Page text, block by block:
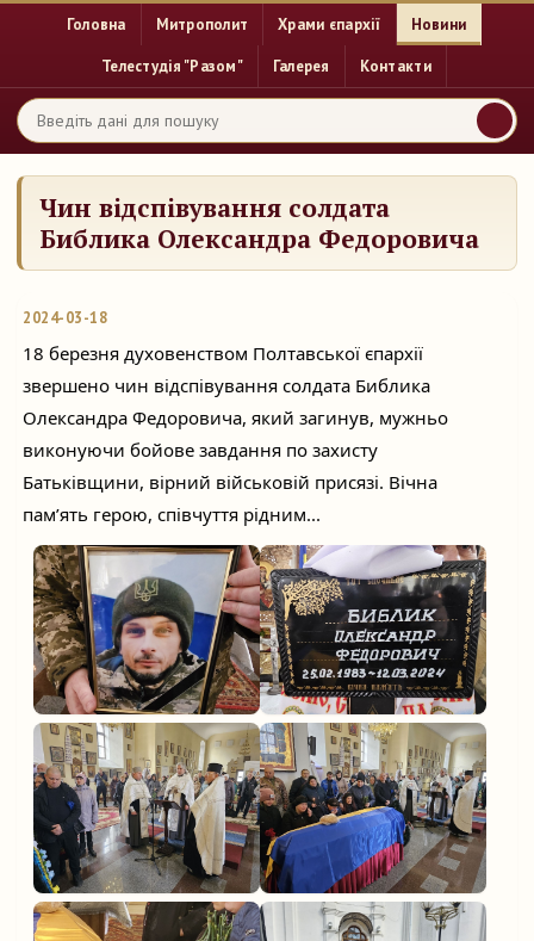
Головна Митрополит Храми єпархії Новини
Телестудія "Разом" Галерея Контакти
Чин відспівування солдата
Библика Олександра Федоровича
2024-03-18
18 березня духовенством Полтавської єпархії
звершено чин відспівування солдата Библика
Олександра Федоровича, який загинув, мужньо
виконуючи бойове завдання по захисту
Батьківщини, вірний військовій присязі. Вічна
пам’ять герою, співчуття рідним...